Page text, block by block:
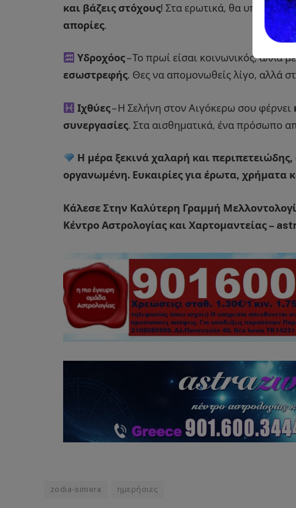
και βάζεις στόχους! Στα ερωτικά, θα υπάρξει
απορίες.
Υδροχόος– Το πρωί είσαι κοινωνικός, αλλά
εσωστρεφής. Θες να απομονωθείς λίγο, αλλά
Ιχθύες– Η Σελήνη στον Αιγόκερω σου φέρνει
συνεργασίες. Στα αισθηματικά, ένα πρόσωπο
Η μέρα ξεκινά χαλαρή και
οργανωμένη. Ευκαιρίες για έρωτα, χρήματα
Κάλεσε Στην Καλύτερη Γραμμή
Κέντρο Αστρολογίας και Χαρτομαντείας –
zodia-simera ημερήσιες